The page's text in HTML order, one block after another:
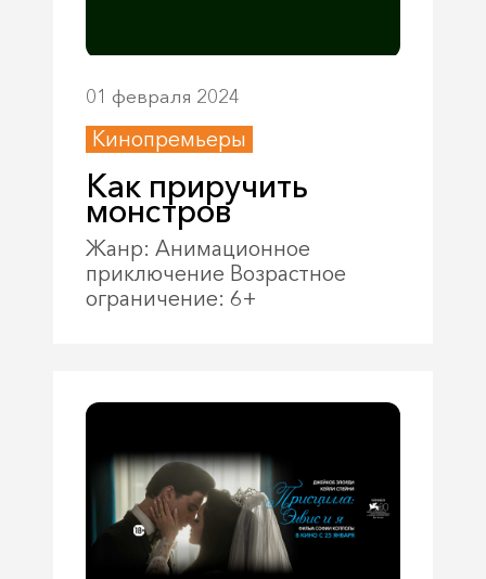
01 февраля 2024
Кинопремьеры
Как приручить
монстров
Жанр: Анимационное
приключение Возрастное
ограничение: 6+